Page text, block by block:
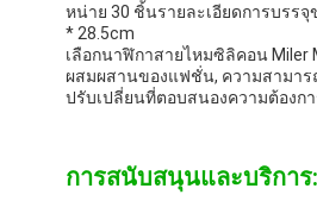
หน่าย 30 ชิ้นรายละเอียดการบรร
* 28.5cm
เลือกนาฬิกาสายไหมซิลิคอน Miler
ผสมผสานของแฟชั่น, ความสามาร
ปรับเปลี่ยนที่ตอบสนองความต้องก
การสนับสนุนและบริการ: